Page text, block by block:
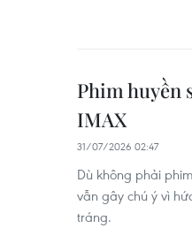
Phim huyền
IMAX
31/07/2026 02:47
Dù không phải
vẫn gây chú ý vì
tráng.